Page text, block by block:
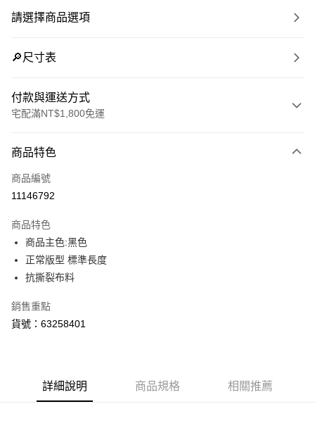
請選擇商品選項
🔎尺寸表
付款與運送方式
宅配滿NT$1,800免運
信用卡一次付款
LINE Pay
街口支付
悠遊付
貨到付款
每筆NT$150，滿NT$1,800(含以上)免運費
商品特色
商品編號
11146792
商品特色
商品主色:黑色
正常版型 標準長度
抗撕裂布料
銷售重點
貨號：63258401
詳細說明 商品規格 相關推薦